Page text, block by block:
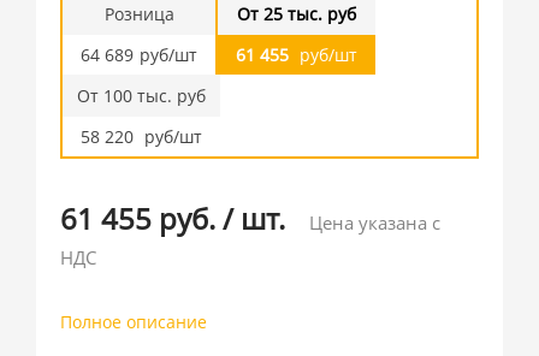
Розница
64 689 руб/шт
От 25 тыс. руб
61 455 руб/шт
От 100 тыс. руб
58 220 руб/шт
61 455 руб./ шт.
Цена указана с
НДС
Полное описание